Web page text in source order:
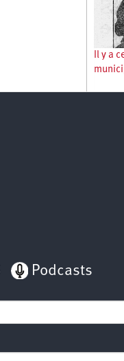
Il y a
Podcasts